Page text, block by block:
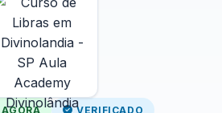
VERIFICADO